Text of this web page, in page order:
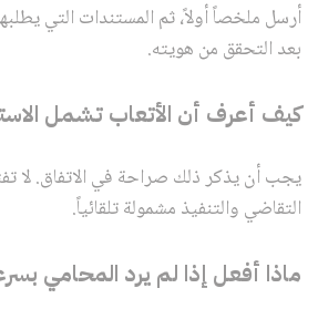
أرسل ملخصاً أولاً، ثم المستندات التي
بعد التحقق من هويته.
كيف أعرف أن الأتعاب تشمل
يجب أن يذكر ذلك صراحة في الاتفاق. لا
التقاضي والتنفيذ مشمولة تلقائياً.
ماذا أفعل إذا لم يرد المحامي